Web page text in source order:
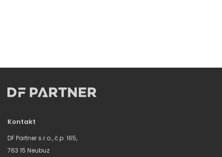
Kontakt
DF Partner s.r.o., č.p. 165,
763 15 Neubuz